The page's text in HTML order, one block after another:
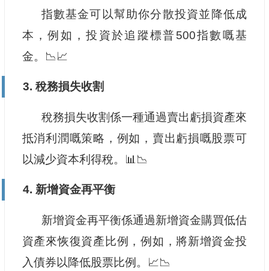
指數基金可以幫助你分散投資並降低成
本，例如，投資於追蹤標普500指數嘅基
金。📉📈
3. 稅務損失收割
稅務損失收割係一種通過賣出虧損資產來
抵消利潤嘅策略，例如，賣出虧損嘅股票可
以減少資本利得稅。📊📉
4. 新增資金再平衡
新增資金再平衡係通過新增資金購買低估
資產來恢復資產比例，例如，將新增資金投
入債券以降低股票比例。📈📉